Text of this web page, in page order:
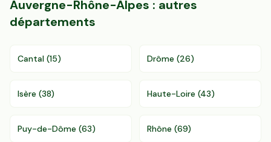
Auvergne-Rhône-Alpes : autres
départements
Cantal (15) Drôme (26)
Isère (38) Haute-Loire (43)
Puy-de-Dôme (63) Rhône (69)